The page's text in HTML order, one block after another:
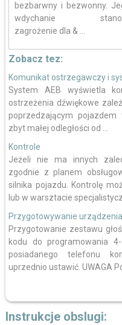
bezbarwny i bezwonny.
wdychanie
zagrożenie dla & ...
Zobacz tez:
Komunikat ostrzegawczy i
System AEB wyświetla
ostrzeżenia dźwiękowe
poprzedzającym pojazdem
zbyt małej odległości od ...
Kontrole
Jeżeli nie ma innych
zgodnie z planem
silnika pojazdu. Kontrolę
lub w warsztacie
Przygotowywanie
Przygotowanie zestawu
kodu do programowania
posiadanego telefonu
uprzednio ustawić. UWAGA
Instrukcje obslugi: